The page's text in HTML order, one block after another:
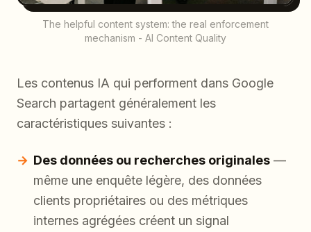
The helpful content system: the real enforcement
mechanism - AI Content Quality
Les contenus IA qui performent dans Google
Search partagent généralement les
caractéristiques suivantes :
Des données ou recherches originales —
même une enquête légère, des données
clients propriétaires ou des métriques
internes agrégées créent un signal